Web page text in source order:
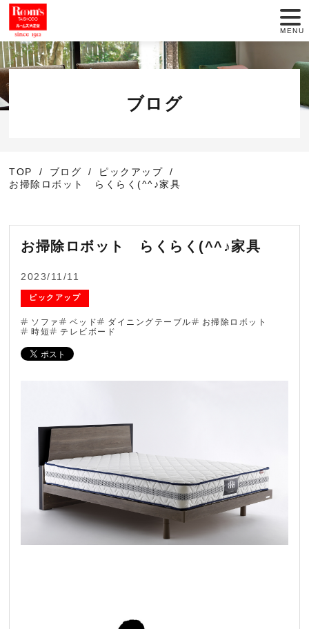
採用情報
オンラインショッ
プ
店舗一覧
動画でインテリア
サービス
お役立ち情報
ブログ
法人のお客様へ
MENU
ブログ
TOP ブログ
ピックアップ
お掃除ロボット らくらく(^^♪家具
お掃除ロボット らくらく(^^♪家具
2023/11/11
ピックアップ
ソファ ベッド ダイニングテーブル
お掃除ロボット
時短
テレビボード